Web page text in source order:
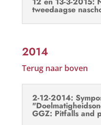
tweedaagse
2014
Terug naar boven
2-12-2014:
GGZ: Pitfalls and